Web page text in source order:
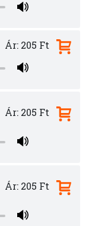
Ár: 205 Ft
Ár: 205 Ft
Ár: 205 Ft